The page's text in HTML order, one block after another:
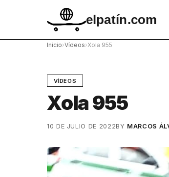
elpatín.com
Inicio›Vídeos›Xola 955
VÍDEOS
Xola 955
10 DE JULIO DE 2022BY MARCOS